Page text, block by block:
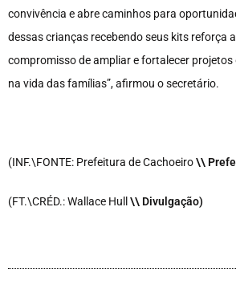
convivência e abre caminhos para
dessas crianças recebendo seus kits reforça
compromisso de ampliar e fortalecer projetos
na vida das famílias”, afirmou o secretário.
(INF.\FONTE: Prefeitura de Cachoeiro\\
(FT.\CRÉD.: Wallace Hull \\ Divulgação)